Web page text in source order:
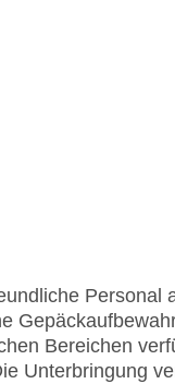
Personal
Bereichen
Unterbringung